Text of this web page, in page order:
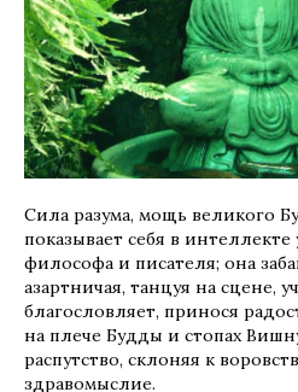
Сила разума, мощь великого
показывает себя в интеллекте
философа и писателя; она
азартничая, танцуя на сцене,
благословляет, принося
на плече Будды и стопах
распутство, склоняя к
здравомыслие.